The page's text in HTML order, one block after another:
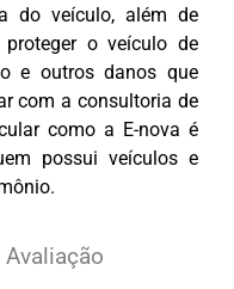
do veículo, além de
o veículo de
e outros danos que
com a consultoria de
como a E-nova é
possui veículos e
Avaliação